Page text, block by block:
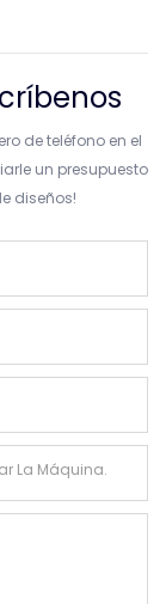
de teléfono en el
un presupuesto
diseños!
La Máquina.